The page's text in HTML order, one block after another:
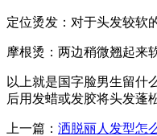
定位烫发：对于头发较软
摩根烫：两边稍微翘起来
以上就是国字脸男生留什
后用发蜡或发胶将头发蓬
上一篇： 洒脱丽人发型怎